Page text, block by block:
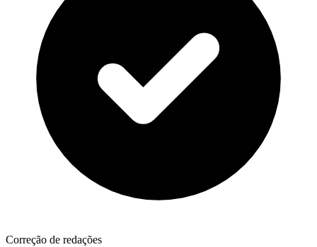
Correção de redações